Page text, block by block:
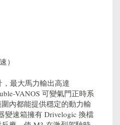
）
最大馬力輸出高達
VANOS 可變氣門正時系
內都能提供穩定的動力輸
變速箱擁有 Drivelogic 換檔